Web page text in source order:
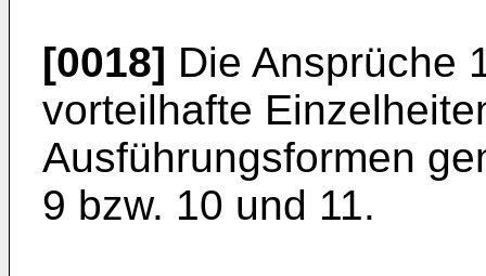
[0018] Die Ansprüche
vorteilhafte
Ausführungsformen
9 bzw. 10 und 11.